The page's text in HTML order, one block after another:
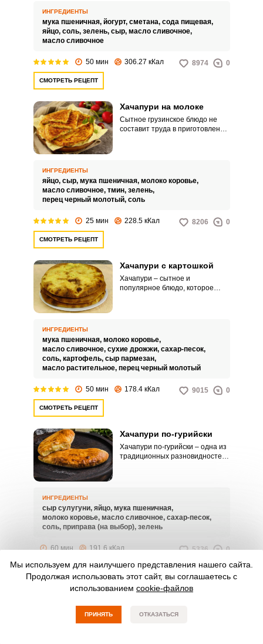
зелень.
ИНГРЕДИЕНТЫ
мука пшеничная, йогурт, сметана, сода пищевая,
яйцо, соль, зелень, сыр, масло сливочное,
масло сливочное
50 мин 306.27 кКал 8974 0
СМОТРЕТЬ РЕЦЕПТ
Хачапури на молоке
Сытное грузинское блюдо не
составит труда в приготовлении.
ИНГРЕДИЕНТЫ
яйцо, сыр, мука пшеничная, молоко коровье,
масло сливочное, тмин, зелень,
перец черный молотый, соль
25 мин 228.5 кКал 8206 0
СМОТРЕТЬ РЕЦЕПТ
Хачапури с картошкой
Хачапури – сытное и
популярное блюдо, которое
ИНГРЕДИЕНТЫ
мука пшеничная, молоко коровье,
масло сливочное, сухие дрожжи, сахар-песок,
соль, картофель, сыр пармезан,
масло растительное, перец черный молотый
50 мин 178.4 кКал 9015 0
СМОТРЕТЬ РЕЦЕПТ
Хачапури по-гурийски
Хачапури по-гурийски – одна из
традиционных разновидностей
ИНГРЕДИЕНТЫ
сыр сулугуни, яйцо, мука пшеничная,
молоко коровье, масло сливочное, сахар-песок,
соль, приправа (на выбор), зелень
60 мин 191.6 кКал 5336 0
СМОТРЕТЬ РЕЦЕПТ
Хачапури по-аджарски
без дрожжей
Мы используем для наилучшего представления нашего сайта.
Продолжая использовать этот сайт, вы соглашаетесь с
использованием cookie-файлов
ПРИНЯТЬ ОТКАЗАТЬСЯ